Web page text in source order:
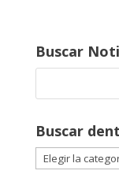
Buscar
Buscar
Buscar
dentro